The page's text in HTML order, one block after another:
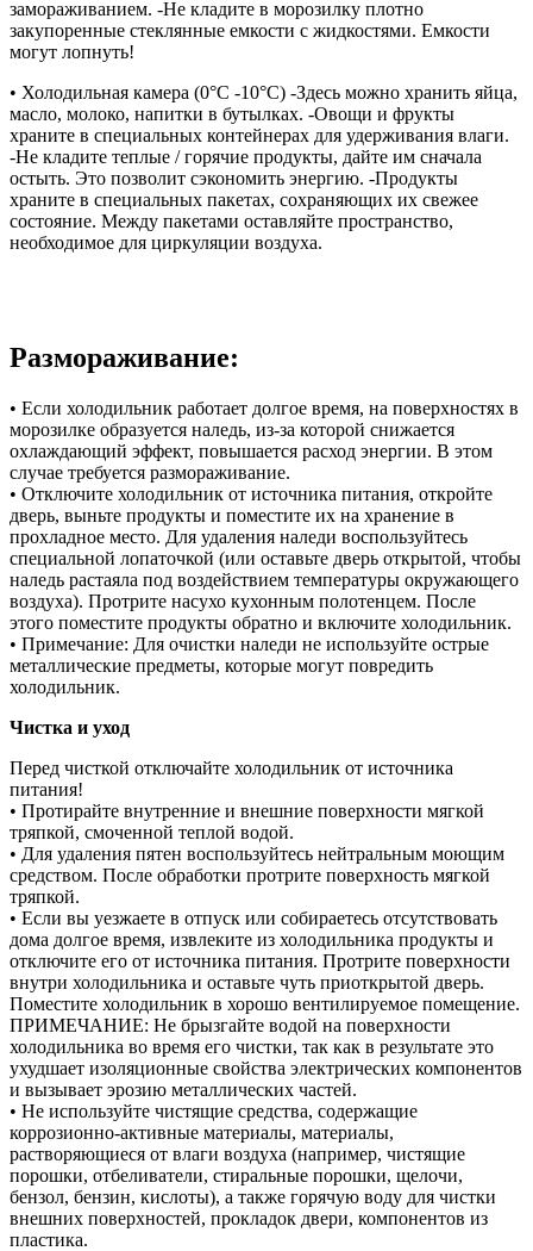
замораживанием. -Не кладите в морозилку плотно
закупоренные стеклянные емкости с жидкостями. Емкости
могут лопнуть!
• Холодильная камера (0°C -10°C) -Здесь можно хранить яйца,
масло, молоко, напитки в бутылках. -Овощи и фрукты
храните в специальных контейнерах для удерживания влаги.
-Не кладите теплые / горячие продукты, дайте им сначала
остыть. Это позволит сэкономить энергию. -Продукты
храните в специальных пакетах, сохраняющих их свежее
состояние. Между пакетами оставляйте пространство,
необходимое для циркуляции воздуха.
Размораживание:
• Если холодильник работает долгое время, на поверхностях в
морозилке образуется наледь, из-за которой снижается
охлаждающий эффект, повышается расход энергии. В этом
случае требуется размораживание.
• Отключите холодильник от источника питания, откройте
дверь, выньте продукты и поместите их на хранение в
прохладное место. Для удаления наледи воспользуйтесь
специальной лопаточкой (или оставьте дверь открытой, чтобы
наледь растаяла под воздействием температуры окружающего
воздуха). Протрите насухо кухонным полотенцем. После
этого поместите продукты обратно и включите холодильник.
• Примечание: Для очистки наледи не используйте острые
металлические предметы, которые могут повредить
холодильник.
Чистка и уход
Перед чисткой отключайте холодильник от источника
питания!
• Протирайте внутренние и внешние поверхности мягкой
тряпкой, смоченной теплой водой.
• Для удаления пятен воспользуйтесь нейтральным моющим
средством. После обработки протрите поверхность мягкой
тряпкой.
• Если вы уезжаете в отпуск или собираетесь отсутствовать
дома долгое время, извлеките из холодильника продукты и
отключите его от источника питания. Протрите поверхности
внутри холодильника и оставьте чуть приоткрытой дверь.
Поместите холодильник в хорошо вентилируемое помещение.
ПРИМЕЧАНИЕ: Не брызгайте водой на поверхности
холодильника во время его чистки, так как в результате это
ухудшает изоляционные свойства электрических компонентов
и вызывает эрозию металлических частей.
• Не используйте чистящие средства, содержащие
коррозионно-активные материалы, материалы,
растворяющиеся от влаги воздуха (например, чистящие
порошки, отбеливатели, стиральные порошки, щелочи,
бензол, бензин, кислоты), а также горячую воду для чистки
внешних поверхностей, прокладок двери, компонентов из
пластика.